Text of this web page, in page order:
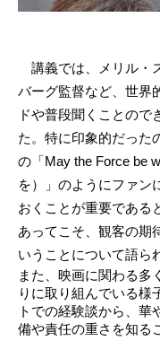
講義では、メリル・
バーグ監督など、世界
ドや普段聞くことので
た。特に印象的だった
の「May the Force be
を）」のようにファン
おくことが重要である
あってこそ、観客の期
いうことについて語ら
また、映画に関わる多
りに取り組んでいる様
トでの経験談から、
備や責任の重さを知る